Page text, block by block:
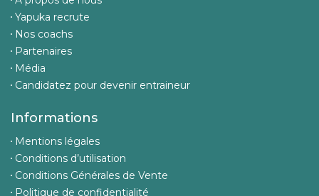
Yapuka recrute
Nos coachs
Partenaires
Média
Candidatez pour devenir entraineur
Informations
Mentions légales
Conditions d’utilisation
Conditions Générales de Vente
Politique de confidentialité